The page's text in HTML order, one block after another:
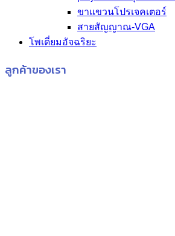
ขาแขวนโปรเจคเตอร์
สายสัญญาณ-VGA
โพเดี่ยมอัจฉริยะ
ลูกค้าของเรา